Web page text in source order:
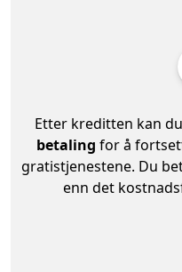
Etter kreditten kan
betaling for å
gratistjenestene. Du
enn det